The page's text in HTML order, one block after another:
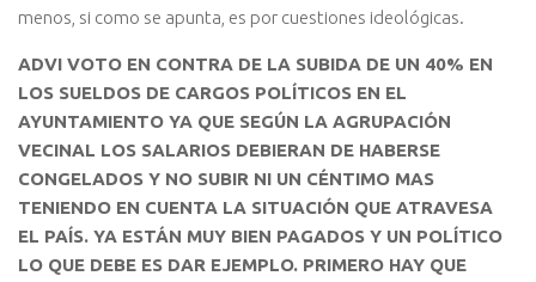
menos, si como se apunta, es por cuestiones ideológicas.
ADVI VOTO EN CONTRA DE LA SUBIDA DE UN 40% EN
LOS SUELDOS DE CARGOS POLÍTICOS EN EL
AYUNTAMIENTO YA QUE SEGÚN LA AGRUPACIÓN
VECINAL LOS SALARIOS DEBIERAN DE HABERSE
CONGELADOS Y NO SUBIR NI UN CÉNTIMO MAS
TENIENDO EN CUENTA LA SITUACIÓN QUE ATRAVESA
EL PAÍS. YA ESTÁN MUY BIEN PAGADOS Y UN POLÍTICO
LO QUE DEBE ES DAR EJEMPLO. PRIMERO HAY QUE